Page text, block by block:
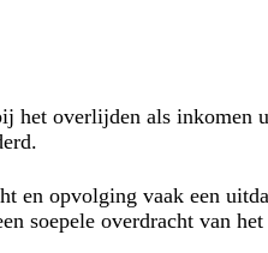
het overlijden als inkomen
en opvolging vaak een
soepele overdracht van